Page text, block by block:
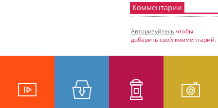
Комментарии
Авторизуйтесь чтобы
добавить свой комментарий.